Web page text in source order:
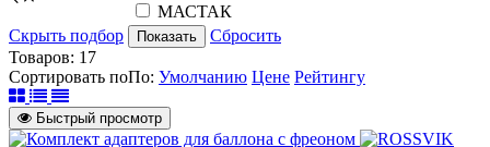
МАСТАК
Скрыть подбор
Показать
Сбросить
Товаров: 17
Сортировать поПо: Умолчанию Цене Рейтингу
Быстрый просмотр